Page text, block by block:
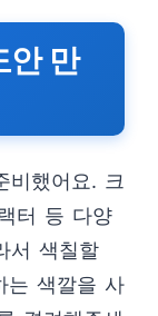
안 만
비했어요. 크
터 등 다양
서 색칠할
는 색깔을 사